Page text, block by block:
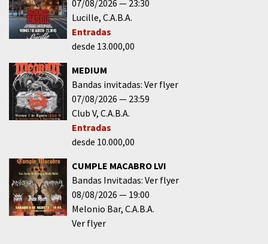
07/08/2026
23:30
Lucille C.A.B.A.
Entradas
desde 13.000,00
MEDIUM
Bandas invitadas: Ver flyer
07/08/2026
23:59
Club V C.A.B.A.
Entradas
desde 10.000,00
CUMPLE MACABRO LVI
Bandas Invitadas: Ver flyer
08/08/2026
19:00
Melonio Bar C.A.B.A.
Ver flyer